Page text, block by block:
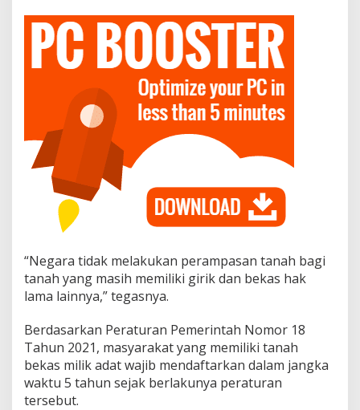
“Negara tidak melakukan perampasan tanah bagi
tanah yang masih memiliki girik dan bekas hak
lama lainnya,” tegasnya.
Berdasarkan Peraturan Pemerintah Nomor 18
Tahun 2021, masyarakat yang memiliki tanah
bekas milik adat wajib mendaftarkan dalam jangka
waktu 5 tahun sejak berlakunya peraturan
tersebut.